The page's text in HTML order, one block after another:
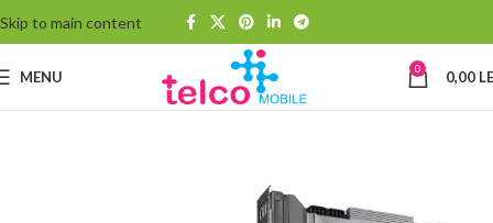
Skip to main content
MENU 0 0,00